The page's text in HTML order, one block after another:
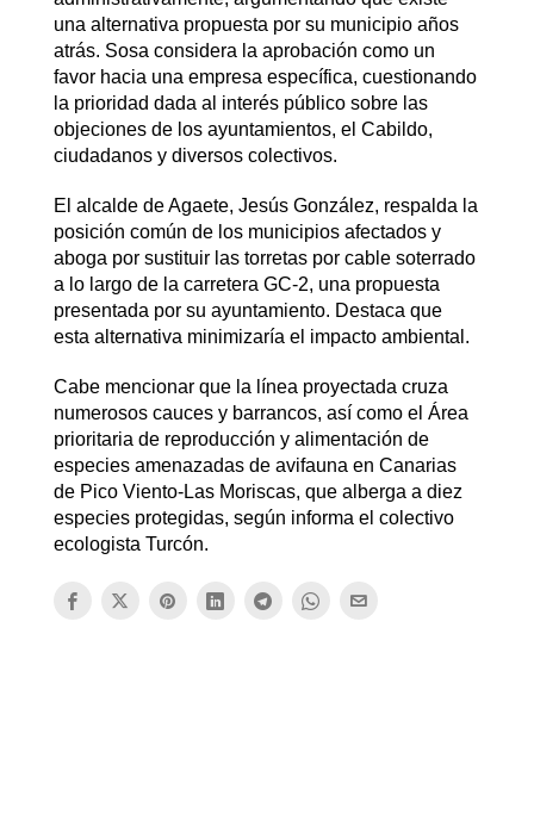
una alternativa propuesta por su municipio años
atrás. Sosa considera la aprobación como un
favor hacia una empresa específica, cuestionando
la prioridad dada al interés público sobre las
objeciones de los ayuntamientos, el Cabildo,
ciudadanos y diversos colectivos.
El alcalde de Agaete, Jesús González, respalda la
posición común de los municipios afectados y
aboga por sustituir las torretas por cable soterrado
a lo largo de la carretera GC-2, una propuesta
presentada por su ayuntamiento. Destaca que
esta alternativa minimizaría el impacto ambiental.
Cabe mencionar que la línea proyectada cruza
numerosos cauces y barrancos, así como el Área
prioritaria de reproducción y alimentación de
especies amenazadas de avifauna en Canarias
de Pico Viento-Las Moriscas, que alberga a diez
especies protegidas, según informa el colectivo
ecologista Turcón.